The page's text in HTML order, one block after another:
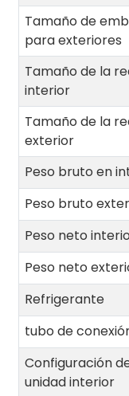
Tamaño de
para exteriores
Tamaño de la
interior
Tamaño de la
exterior
Peso bruto en
Peso bruto
Peso neto
Peso neto
Refrigerante
tubo de
Configuración
unidad interior